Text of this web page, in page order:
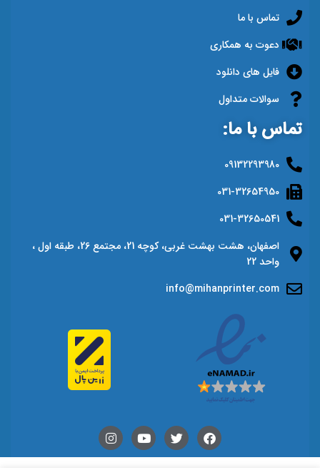
تماس با ما
دعوت به همکاری
فایل های دانلود
سوالات متداول
تماس با ما:
09132293980
031-32654950
031-32650541
اصفهان، هشت بهشت غربی، کوچه 21، مجتمع 26، طبقه اول ،
واحد 22
info@mihanprinter.com